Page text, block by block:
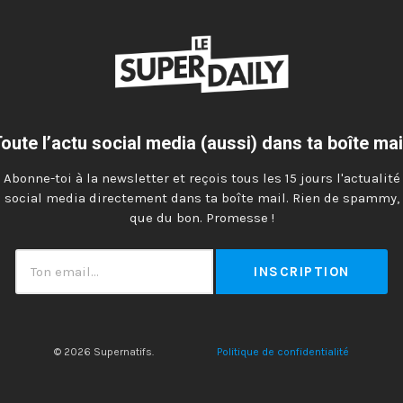
l’actu social media (aussi) dans ta boîte
Abonne-toi à la newsletter et reçois tous les 15 jours l'actualité
social media directement dans ta boîte mail. Rien de spammy,
que du bon. Promesse !
© 2026 Supernatifs. Politique de confidentialité